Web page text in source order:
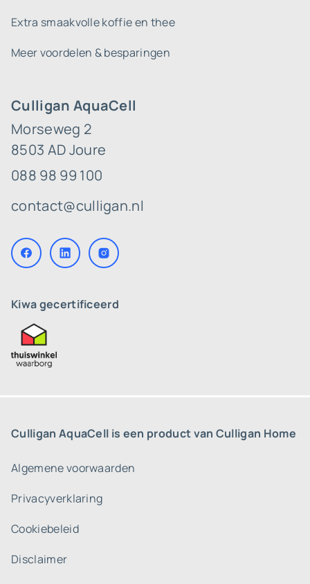
Culligan AquaCell
Morseweg 2
8503 AD Joure
088 98 99 100
contact@culligan.nl
Kiwa gecertificeerd
Extra smaakvolle koffie en thee
Meer voordelen & besparingen
Culligan AquaCell is een product van Culligan Home
Algemene voorwaarden
Privacyverklaring
Cookiebeleid
Disclaimer